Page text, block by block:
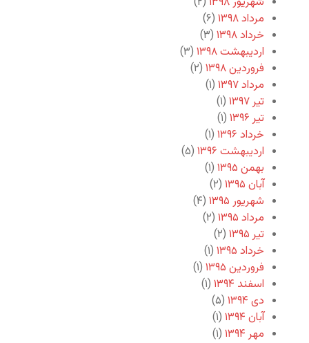
مرداد ۱۳۹۸
(۶)
خرداد ۱۳۹۸
(۳)
اردیبهشت ۱۳۹۸
(۳)
فروردین ۱۳۹۸
(۲)
مرداد ۱۳۹۷
(۱)
تیر ۱۳۹۷
(۱)
تیر ۱۳۹۶
(۱)
خرداد ۱۳۹۶
(۱)
اردیبهشت ۱۳۹۶
(۵)
بهمن ۱۳۹۵
(۱)
آبان ۱۳۹۵
(۲)
شهریور ۱۳۹۵
(۴)
مرداد ۱۳۹۵
(۲)
تیر ۱۳۹۵
(۲)
خرداد ۱۳۹۵
(۱)
فروردین ۱۳۹۵
(۱)
اسفند ۱۳۹۴
(۱)
دی ۱۳۹۴
(۵)
آبان ۱۳۹۴
(۱)
مهر ۱۳۹۴
(۱)